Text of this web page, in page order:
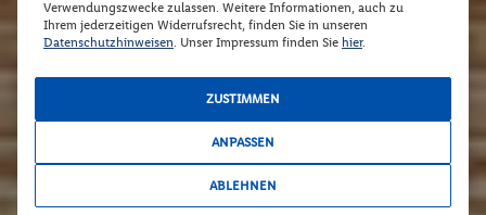
Verwendungszwecke zulassen. Weitere Informationen, auch zu
Ihrem jederzeitigen Widerrufsrecht, finden Sie in unseren
Datenschutzhinweisen. Unser Impressum finden Sie hier.
ZUSTIMMEN
ANPASSEN
ABLEHNEN